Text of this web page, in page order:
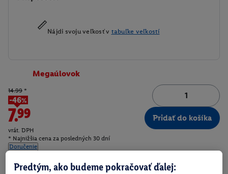
Nájdi svoju veľkosť v tabuľke veľkostí
Megaúlovok
14.99 *
-46%
7.99
vrát. DPH
* Najnižšia cena za posledných 30 dní
Doručenie
Pridať do košíka
Číslo produktu: 100399349
Predtým, ako budeme pokračovať ďalej: